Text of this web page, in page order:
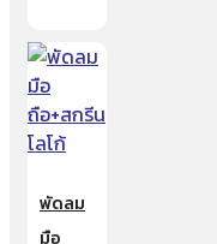
พัดลม
มือ